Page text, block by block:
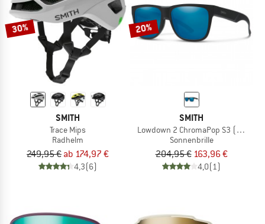
30%
SMITH
Trace Mips
Radhelm
249,95 € ab 174,97 €
4,3(6)
20%
SMITH
Lowdown 2 ChromaPop S3 (VLT 14%)
Sonnenbrille
204,95 € 163,96 €
4,0(1)